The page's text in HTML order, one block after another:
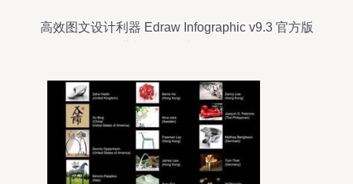
高效图文设计利器 Edraw Infographic v9.3 官方版